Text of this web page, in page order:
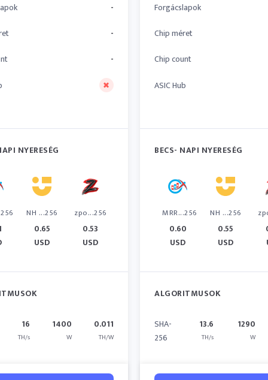
-
-
-
NYERESÉG
NH ...256
0.65
USD
zpo...256
0.53
USD
16
TH/s
1400
W
0.011
TH/W
Forgácslapok
Chip méret
Chip count
ASIC Hub
BECS- NAPI NYERESÉG
MRR...256
0.60
USD
NH ...256
0.55
USD
ALGORITMUSOK
SHA-
256
13.6
TH/s
1290
W